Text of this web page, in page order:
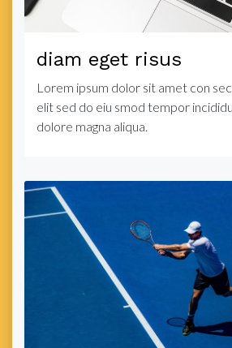
diam eget risus
Lorem ipsum dolor sit amet con
elit sed do eiu smod tempor
dolore magna aliqua.